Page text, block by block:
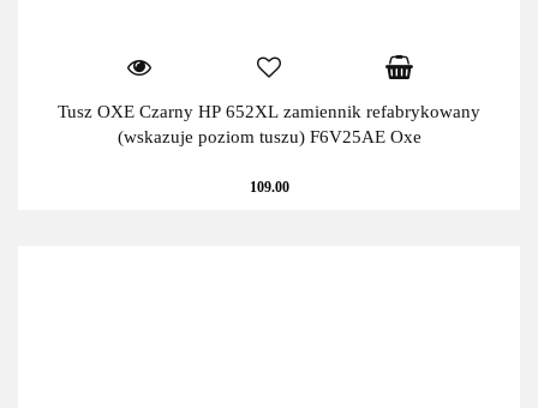
Tusz OXE Czarny HP 652XL zamiennik refabrykowany
(wskazuje poziom tuszu) F6V25AE Oxe
109.00